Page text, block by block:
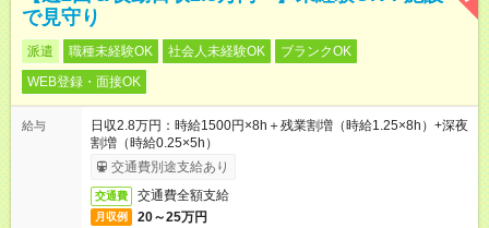
で見守り
派遣 職種未経験OK 社会人未経験OK
ブランクOK
WEB登録・面接OK
給与
日収2.8万円：時給1500円×8h＋残業割増（時給1.25×8h）+深夜
割増（時給0.25×5h）
交通費別途支給あり
交通費 交通費全額支給
月収例 20～25万円